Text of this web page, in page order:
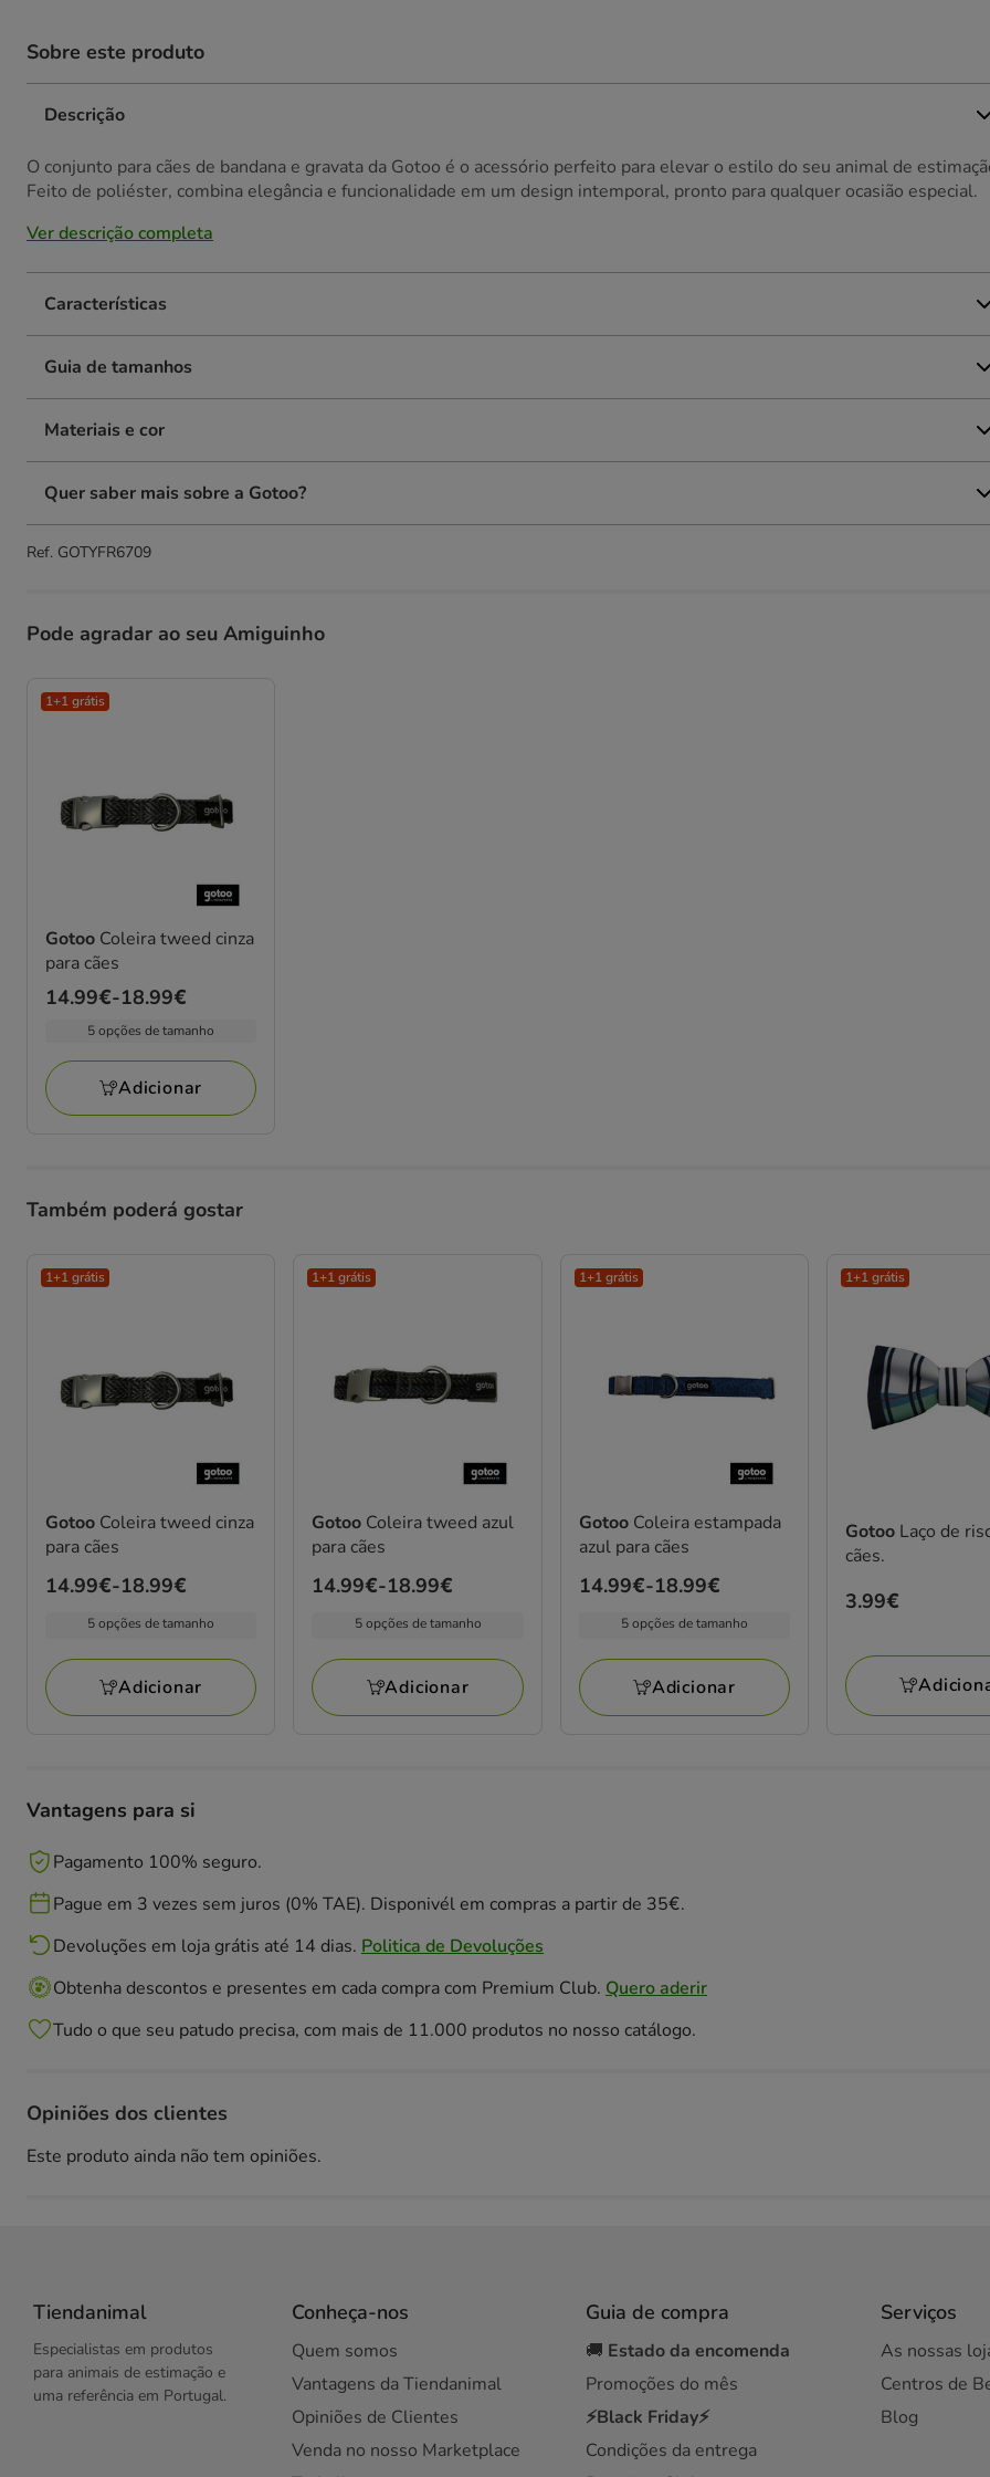
Sobre este produto
Descrição
O conjunto para cães de bandana e gravata da Gotoo é o acessório perfeito para elevar o estilo do seu animal de
Feito de poliéster, combina elegância e funcionalidade em um design intemporal, pronto para qualquer ocasião especial.
Ver descrição completa
Características
Guia de tamanhos
Materiais e cor
Quer saber mais sobre a Gotoo?
Ref. GOTYFR6709
Pode agradar ao seu Amiguinho
1+1 grátis
Gotoo Coleira tweed cinza
para cães
Preço
a
18.99€
14.99€-18.99€
5 opções de tamanho
Adicionar
Também poderá gostar
1+1 grátis
Gotoo Coleira tweed cinza
para cães
Preço
a
18.99€
14.99€-18.99€
5 opções de tamanho
Adicionar
1+1 grátis
Gotoo Coleira tweed azul
para cães
Preço
a
18.99€
14.99€-18.99€
5 opções de tamanho
Adicionar
1+1 grátis
Gotoo Coleira estampada
azul para cães
Preço
a
18.99€
14.99€-18.99€
5 opções de tamanho
Adicionar
1+1 grátis
Gotoo Laço de
cães.
Preço
3.99€
Vantagens para si
Pagamento 100% seguro.
Pague em 3 vezes sem juros (0% TAE). Disponivél em compras a partir de 35€.
Devoluções em loja grátis até 14 dias. Politica de Devoluções
Obtenha descontos e presentes em cada compra com Premium Club. Quero aderir
Tudo o que seu patudo precisa, com mais de 11.000 produtos no nosso catálogo.
Opiniões dos clientes
Este produto ainda não tem opiniões.
Tiendanimal
Especialistas em produtos
para animais de estimação e
uma referência em Portugal.
Conheça-nos
Quem somos
Vantagens da Tiendanimal
Opiniões de Clientes
Venda no nosso Marketplace
Guia de compra
🚚 Estado da encomenda
Promoções do mês
⚡Black Friday⚡
Condições da entrega
Serviços
As nossas
Centros de
Blog